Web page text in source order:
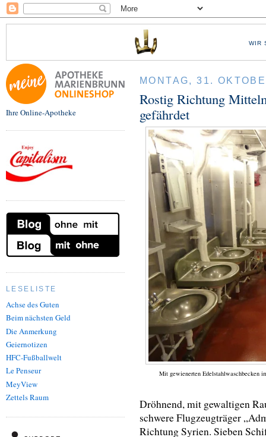
WIR
Ihre Online-Apotheke
LESELISTE
Achse des Guten
Beim nächsten Geld
Die Anmerkung
Geiernotizen
HFC-Fußballwelt
Le Penseur
MeyView
Zettels Raum
MONTAG, 31.
Rostig Richtung
gefährdet
Mit gewienerten Edelstahlwaschbecken
Dröhnend, mit gewaltigen
schwere Flugzeugträger
Richtung Syrien. Sieben